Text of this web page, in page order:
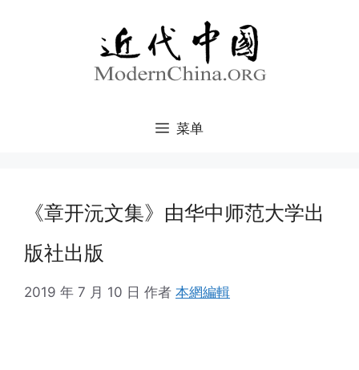
菜单
《章开沅文集》由华中师范大学出
版社出版
2019 年 7 月 10 日 作者 本網編輯